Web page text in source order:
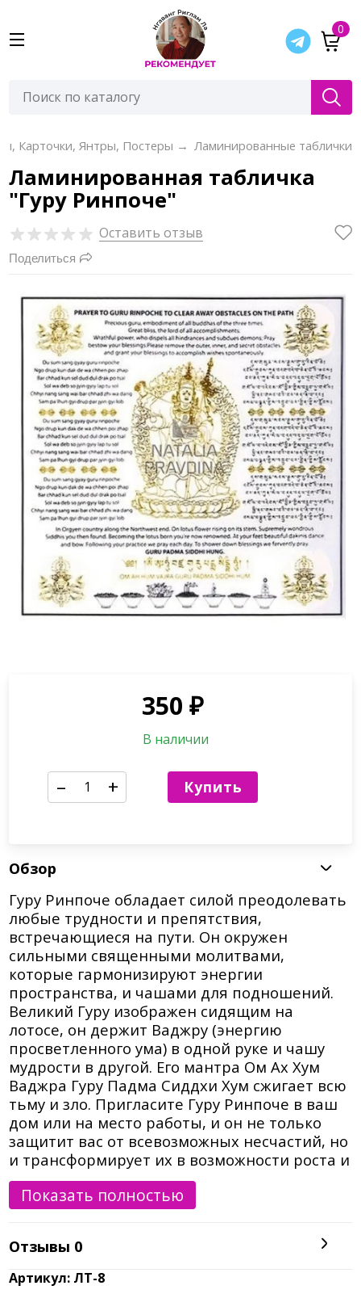
0
Карточки, Янтры, Постеры → Ламинированные таблички
Ламинированная табличка
"Гуру Ринпоче"
Оставить отзыв
Поделиться
350 ₽
В наличии
– + Купить
Обзор
Гуру Ринпоче обладает силой преодолевать
любые трудности и препятствия,
встречающиеся на пути. Он окружен
сильными священными молитвами,
которые гармонизируют энергии
пространства, и чашами для подношений.
Великий Гуру изображен сидящим на
лотосе, он держит Ваджру (энергию
просветленного ума) в одной руке и чашу
мудрости в другой. Его мантра Ом Ах Хум
Ваджра Гуру Падма Сиддхи Хум сжигает всю
тьму и зло. Пригласите Гуру Ринпоче в ваш
дом или на место работы, и он не только
защитит вас от всевозможных несчастий, но
и трансформирует их в возможности роста и
получения истинных знаний.
Показать полностью
Отзывы 0
Артикул: ЛТ-8